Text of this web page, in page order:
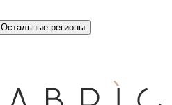
Остальные регионы